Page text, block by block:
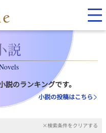
説のランキングです。
小説の投稿はこちら
×検索条件をクリアする